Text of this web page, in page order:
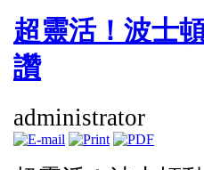
超靈活！波士
讚
administrator